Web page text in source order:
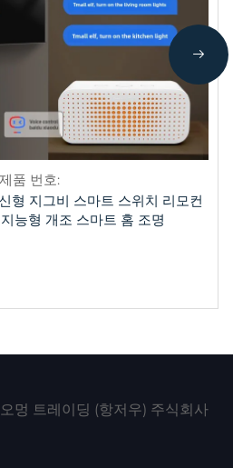
제품 번호:
형 지그비 스마트 스위치 리모컨
능형 개조 스마트 홈 조명
멍 트레이딩 (항저우) 주식회사